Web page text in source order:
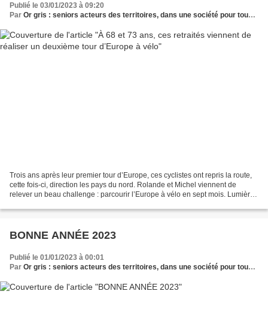
Publié le 03/01/2023 à 09:20
Par Or gris : seniors acteurs des territoires, dans une société pour tous les âges
Trois ans après leur premier tour d’Europe, ces cyclistes ont repris la route,
cette fois-ci, direction les pays du nord. Rolande et Michel viennent de
relever un beau challenge : parcourir l’Europe à vélo en sept mois. Lumière
BONNE ANNÉE 2023
Publié le 01/01/2023 à 00:01
Par Or gris : seniors acteurs des territoires, dans une société pour tous les âges